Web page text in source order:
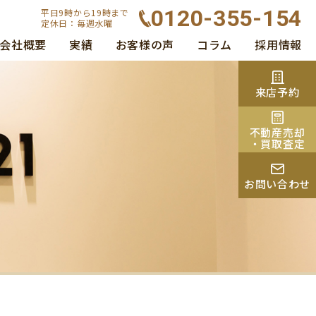
平日9時から19時まで
定休日：毎週水曜
0120-355-154
会社概要 実績 お客様の声 コラム 採用情報
来店予約
不動産売却
・買取査定
お問い合わせ